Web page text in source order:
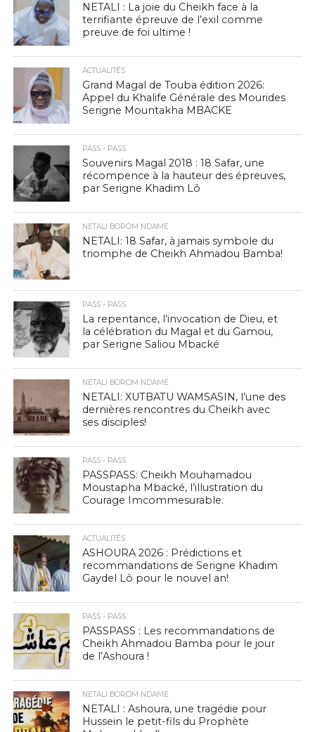
NETALI : La joie du Cheikh face à la
terrifiante épreuve de l’exil comme
preuve de foi ultime !
ACTUALITÉS
Grand Magal de Touba édition 2026:
Appel du Khalife Générale des Mourides
Serigne Mountakha MBACKE
PASS - PASS
Souvenirs Magal 2018 : 18 Safar, une
récompence à la hauteur des épreuves,
par Serigne Khadim Lô
NETALI BOROM NDAME
NETALI: 18 Safar, à jamais symbole du
triomphe de Cheikh Ahmadou Bamba!
PASS - PASS
La repentance, l’invocation de Dieu, et
la célébration du Magal et du Gamou,
par Serigne Saliou Mbacké
NETALI BOROM NDAME
NETALI: XUTBATU WAMSASIN, l’une des
dernières rencontres du Cheikh avec
ses disciples!
PASS - PASS
PASSPASS: Cheikh Mouhamadou
Moustapha Mbacké, l’illustration du
Courage Imcommesurable.
ACTUALITÉS
ASHOURA 2026 : Prédictions et
recommandations de Serigne Khadim
Gaydel Lô pour le nouvel an!
PASS - PASS
PASSPASS : Les recommandations de
Cheikh Ahmadou Bamba pour le jour
de l’Ashoura !
NETALI BOROM NDAME
NETALI : Ashoura, une tragédie pour
Hussein le petit-fils du Prophète